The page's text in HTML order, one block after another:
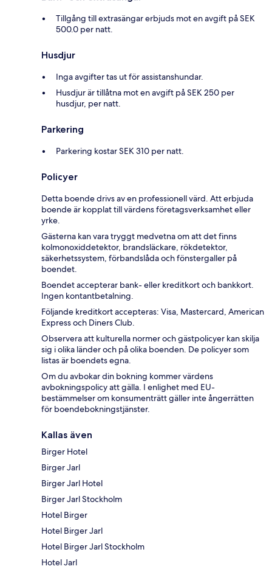
Tillgång till extrasängar erbjuds mot en avgift på SEK
500.0 per natt.
Husdjur
Inga avgifter tas ut för assistanshundar.
Husdjur är tillåtna mot en avgift på SEK 250 per
husdjur, per natt.
Parkering
Parkering kostar SEK 310 per natt.
Policyer
Detta boende drivs av en professionell värd. Att erbjuda
boende är kopplat till värdens företagsverksamhet eller
yrke.
Gästerna kan vara tryggt medvetna om att det finns
kolmonoxiddetektor, brandsläckare, rökdetektor,
säkerhetssystem, förbandslåda och fönstergaller på
boendet.
Boendet accepterar bank- eller kreditkort och bankkort.
Ingen kontantbetalning.
Följande kreditkort accepteras: Visa, Mastercard, American
Express och Diners Club.
Observera att kulturella normer och gästpolicyer kan skilja
sig i olika länder och på olika boenden. De policyer som
listas är boendets egna.
Om du avbokar din bokning kommer värdens
avbokningspolicy att gälla. I enlighet med EU-
bestämmelser om konsumenträtt gäller inte ångerrätten
för boendebokningstjänster.
Kallas även
Birger Hotel
Birger Jarl
Birger Jarl Hotel
Birger Jarl Stockholm
Hotel Birger
Hotel Birger Jarl
Hotel Birger Jarl Stockholm
Hotel Jarl